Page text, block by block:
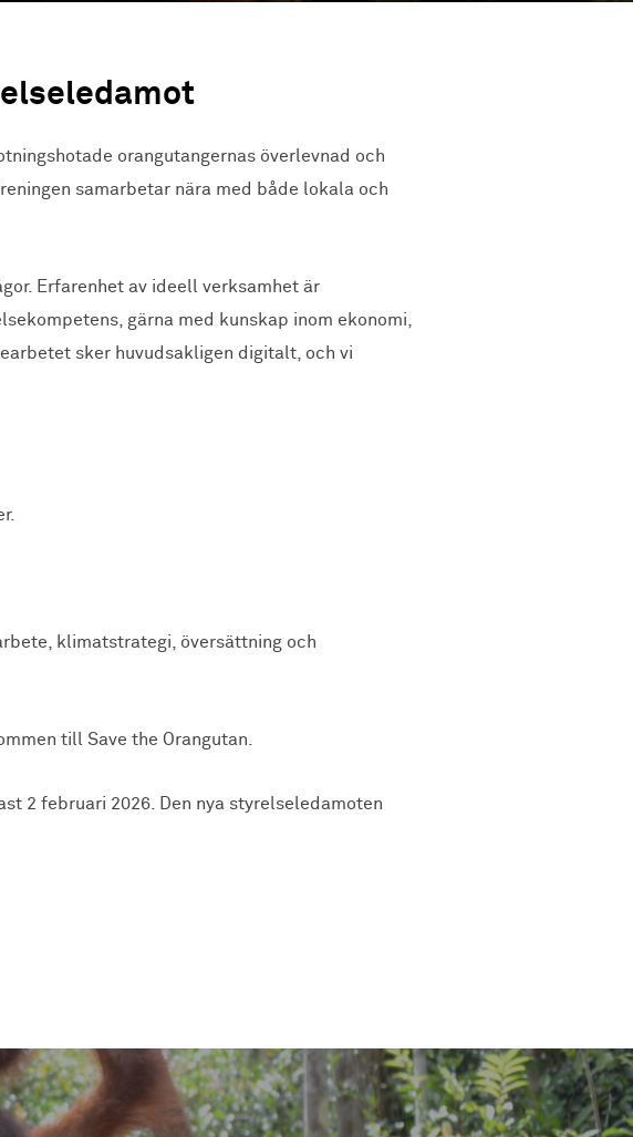
orangutangernas överlevnad och
samarbetar nära med både lokala och
Erfarenhet av ideell verksamhet är
gärna med kunskap inom ekonomi,
sker huvudsakligen digitalt, och vi
klimatstrategi, översättning och
till Save the Orangutan.
2 februari 2026. Den nya styrelseledamoten